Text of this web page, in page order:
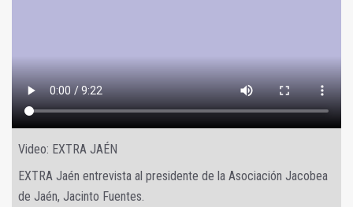
Video: EXTRA JAÉN
EXTRA Jaén entrevista al presidente de la Asociación Jacobea
de Jaén, Jacinto Fuentes.